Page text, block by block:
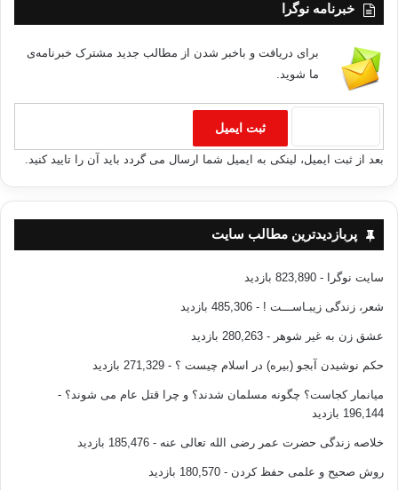
خبرنامه نوگرا
برای دریافت و باخبر شدن از مطالب جدید مشترک خبرنامه‌ی
ما شوید.
بعد از ثبت ایمیل، لینکی به ایمیل شما ارسال می گردد باید آن را تایید کنید.
پربازدیدترین مطالب سایت
سایت نوگرا - 823,890 بازدید
شعر، زندگی زیبـاســـت ! - 485,306 بازدید
عشق زن به غیر شوهر - 280,263 بازدید
حکم نوشیدن آبجو (بیره) در اسلام چیست ؟ - 271,329 بازدید
میانمار کجاست؟ چگونه مسلمان شدند؟ و چرا قتل عام می شوند؟ -
196,144 بازدید
خلاصه زندگی حضرت عمر رضی الله تعالی عنه - 185,476 بازدید
روش صحیح و علمی حفظ کردن - 180,570 بازدید